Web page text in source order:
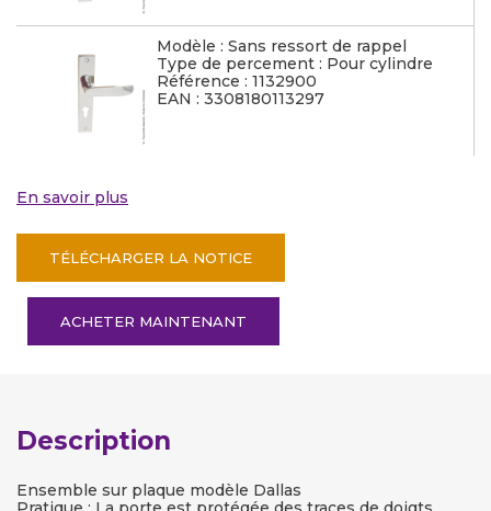
Modèle : Sans ressort de rappel
Type de percement : Pour cylindre
Référence : 1132900
EAN : 3308180113297
En savoir plus
TÉLÉCHARGER LA NOTICE
ACHETER MAINTENANT
Description
Ensemble sur plaque modèle Dallas